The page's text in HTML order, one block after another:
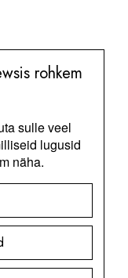
rohkem
sulle veel
lugusid
näha.